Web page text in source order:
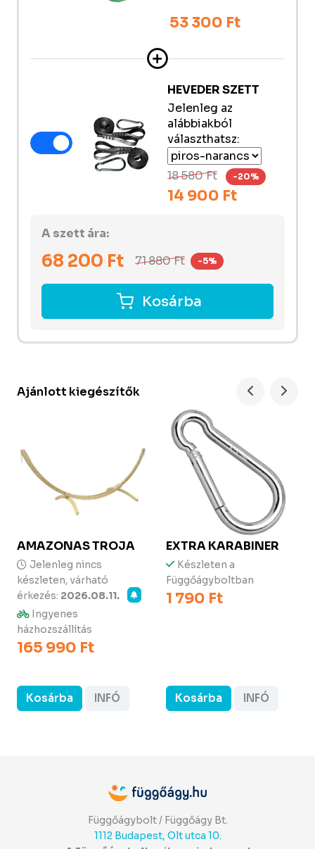
53 300 Ft
HEVEDER SZETT
Jelenleg az
alábbiakból
választhatsz:
18 580 Ft -20%
14 900 Ft
A szett ára:
68 200 Ft 71 880Ft -5%
Kosárba
Ajánlott kiegészítők
AMAZONASTROJA
Jelenleg nincs
készleten, várható
érkezés: 2026.08.11.
Ingyenes
házhozszállítás
165 990 Ft
Kosárba INFÓ
EXTRA KARABINER
Készleten a
Függőágyboltban
1 790 Ft
Kosárba INFÓ
Függőágybolt / Függőágy Bt.
1112 Budapest, Olt utca 10.